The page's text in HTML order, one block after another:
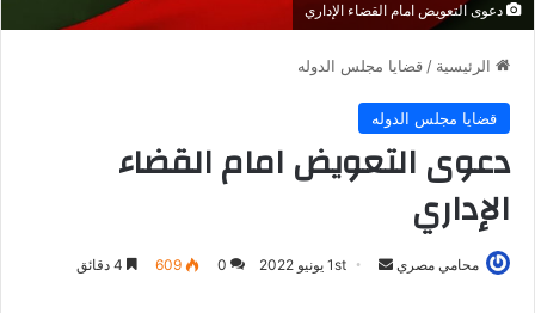
دعوى التعويض امام القضاء الإداري
الرئيسية / قضايا مجلس الدوله
قضايا مجلس الدوله
دعوى التعويض امام القضاء
الإداري
محامي مصري 1st يونيو 2022 0
609